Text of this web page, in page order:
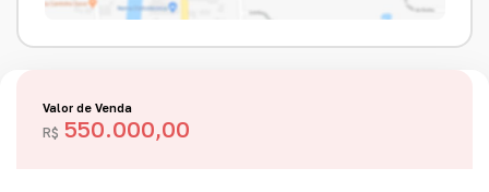
R$ 550.000,00
Valor de Venda